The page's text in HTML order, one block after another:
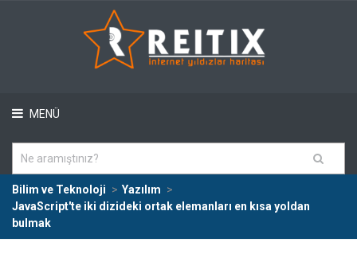
MENÜ
Bilim ve Teknoloji
Yazılım
JavaScript'te iki dizideki ortak elemanları en kısa yoldan
bulmak